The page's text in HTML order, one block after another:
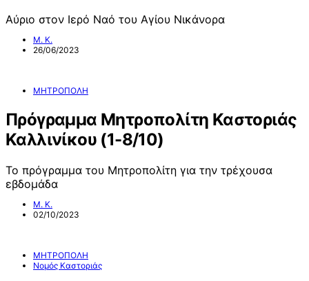
Αύριο στον Ιερό Ναό του Αγίου Νικάνορα
Μ. Κ.
26/06/2023
ΜΗΤΡΟΠΟΛΗ
Πρόγραμμα Μητροπολίτη Καστοριάς
Καλλινίκου (1-8/10)
Το πρόγραμμα του Μητροπολίτη για την τρέχουσα
εβδομάδα
Μ. Κ.
02/10/2023
ΜΗΤΡΟΠΟΛΗ
Νομός Καστοριάς